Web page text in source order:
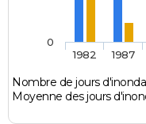
Nombre de jours
Moyenne des jours
1982 1987
0